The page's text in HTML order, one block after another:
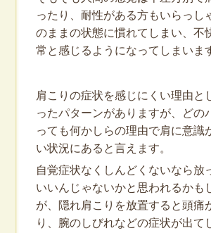
ったり、耐性がある方もいらっし
のままの状態に慣れてしまい、不
常と感じるようになってしまいま
肩こりの症状を感じにくい理由と
ったパターンがありますが、どの
っても何かしらの理由で肩に意識
い状況にあると言えます。
自覚症状なくしんどくないなら放
いいんじゃないかと思われるかも
が、隠れ肩こりを放置すると頭痛
り、腕のしびれなどの症状が出て